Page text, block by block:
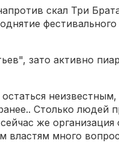
скал Три
фестивального
зато активно
неизвестным,
Столько людей
же организация
властям много